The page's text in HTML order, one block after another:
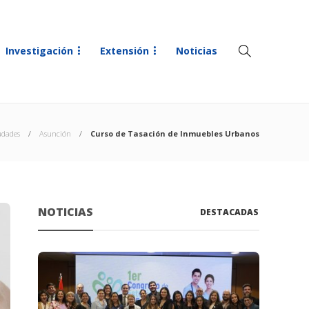
Investigación Extensión Noticias
Asunción Curso de Tasación de Inmuebles Urbanos
NOTICIAS DESTACADAS